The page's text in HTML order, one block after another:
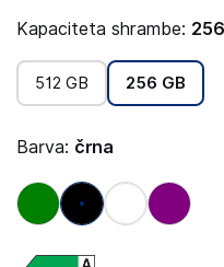
Kapaciteta shrambe:
512 GB 256 GB
Barva: črna